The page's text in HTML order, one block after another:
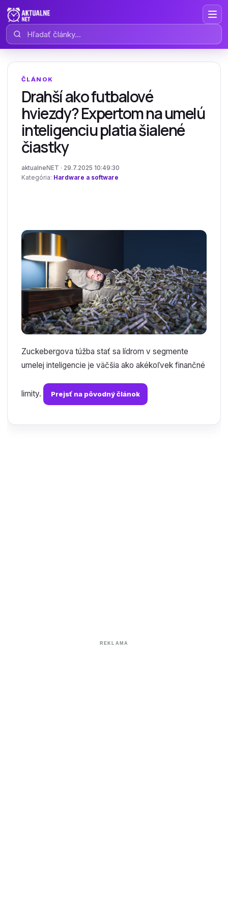
Hľadať články
ČLÁNOK
Drahší ako futbalové
hviezdy? Expertom na umelú
inteligenciu platia šialené
čiastky
aktualneNET · 29.7.2025 10:49:30
Kategória: Hardware a software
Zuckebergova túžba stať sa lídrom v segmente
umelej inteligencie je väčšia ako akékoľvek finančné
limity. Prejsť na pôvodný článok
REKLAMA